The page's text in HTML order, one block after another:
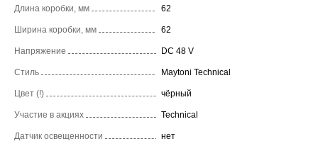
Длина коробки, мм 62
Ширина коробки, мм 62
Напряжение DC 48 V
Стиль Maytoni Technical
Цвет (!) чёрный
Участие в акциях Technical
Датчик освещенности нет